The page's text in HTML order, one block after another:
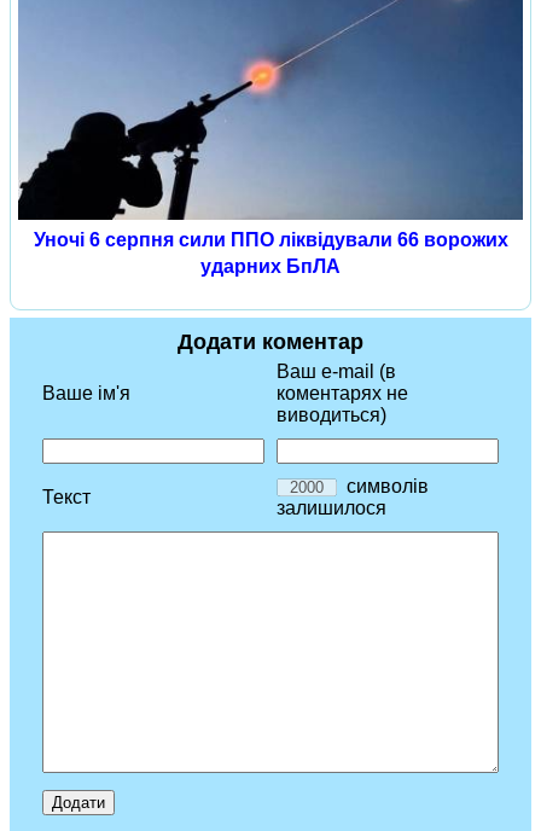
Уночі 6 серпня сили ППО ліквідували 66 ворожих
ударних БпЛА
Додати коментар
Ваше ім'я
Ваш e-mail (в
коментарях не
виводиться)
Текст
символів
залишилося